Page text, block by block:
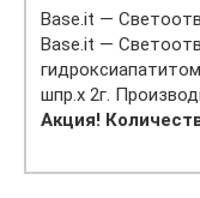
Base.it —
Base.it —
шпр.х 2г.
Акция!